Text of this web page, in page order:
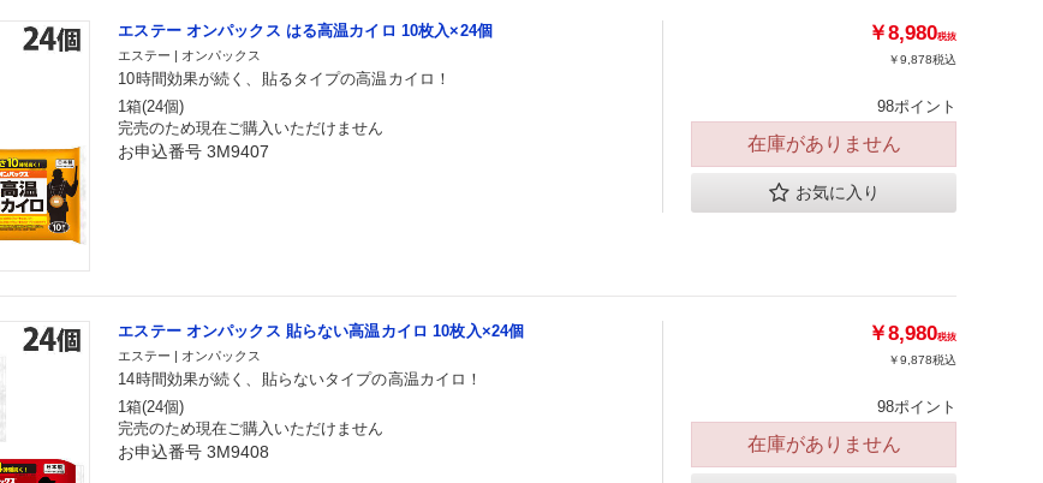
エステー オンパックス はる高温カイロ 10枚入×24個
エステー | オンパックス
10時間効果が続く、貼るタイプの高温カイロ！
1箱(24個)
完売のため現在ご購入いただけません
お申込番号 3M9407
￥8,980税抜
￥9,878税込
98ポイント
在庫がありません
お気に入り
エステー オンパックス 貼らない高温カイロ 10枚入×24個
エステー | オンパックス
14時間効果が続く、貼らないタイプの高温カイロ！
1箱(24個)
完売のため現在ご購入いただけません
お申込番号 3M9408
￥8,980税抜
￥9,878税込
98ポイント
在庫がありません